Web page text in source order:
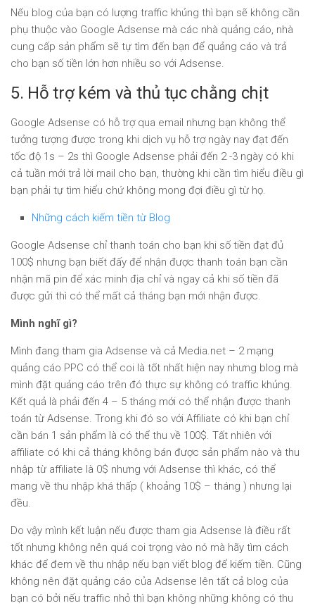
Nếu blog của bạn có lượng traffic khủng thì bạn sẽ không cần
phụ thuộc vào Google Adsense mà các nhà quảng cáo, nhà
cung cấp sản phẩm sẽ tự tìm đến bạn để quảng cáo và trả
cho bạn số tiền lớn hơn nhiều so với Adsense.
5. Hỗ trợ kém và thủ tục chằng chịt
Google Adsense có hỗ trợ qua email nhưng bạn không thể
tưởng tượng được trong khi dịch vụ hỗ trợ ngày nay đạt đến
tốc độ 1s – 2s thì Google Adsense phải đến 2 -3 ngày có khi
cả tuần mới trả lời mail cho bạn, thường khi cần tìm hiểu điều gì
bạn phải tự tìm hiểu chứ không mong đợi điều gì từ họ.
Những cách kiếm tiền từ Blog
Google Adsense chỉ thanh toán cho bạn khi số tiền đạt đủ
100$ nhưng bạn biết đấy để nhận được thanh toán bạn cần
nhận mã pin để xác minh địa chỉ và ngay cả khi số tiền đã
được gửi thì có thể mất cả tháng bạn mới nhận được.
Mình nghĩ gì?
Mình đang tham gia Adsense và cả Media.net – 2 mạng
quảng cáo PPC có thể coi là tốt nhất hiện nay nhưng blog mà
mình đặt quảng cáo trên đó thực sự không có traffic khủng.
Kết quả là phải đến 4 – 5 tháng mới có thể nhận được thanh
toán từ Adsense. Trong khi đó so với Affiliate có khi bạn chỉ
cần bán 1 sản phẩm là có thể thu về 100$. Tất nhiên với
affiliate có khi cả tháng không bán được sản phẩm nào và thu
nhập từ affiliate là 0$ nhưng với Adsense thì khác, có thể
mang về thu nhập khá thấp ( khoảng 10$ – tháng ) nhưng lại
đều.
Do vậy mình kết luận nếu được tham gia Adsense là điều rất
tốt nhưng không nên quá coi trọng vào nó mà hãy tìm cách
khác để đem về thu nhập nếu bạn viết blog để kiếm tiền. Cũng
không nên đặt quảng cáo của Adsense lên tất cả blog của
bạn có bởi nếu traffic nhỏ thì bạn không những không có thu